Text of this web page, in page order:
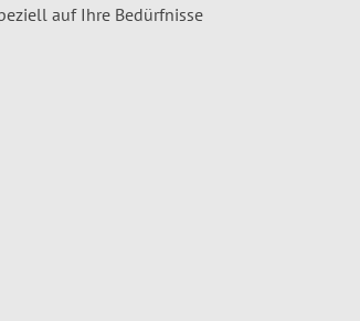
auf Ihre Bedürfnisse